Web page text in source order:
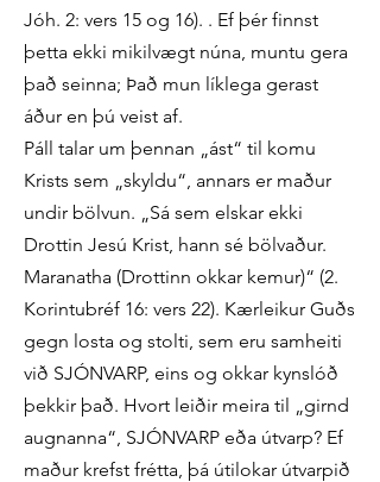
Jóh. 2: vers 15 og 16). . Ef þér finnst
þetta ekki mikilvægt núna, muntu gera
það seinna; Það mun líklega gerast
áður en þú veist af.
Páll talar um þennan „ást“ til komu
Krists sem „skyldu“, annars er maður
undir bölvun. „Sá sem elskar ekki
Drottin Jesú Krist, hann sé bölvaður.
Maranatha (Drottinn okkar kemur)“ (2.
Korintubréf 16: vers 22). Kærleikur Guðs
gegn losta og stolti, sem eru samheiti
við SJÓNVARP, eins og okkar kynslóð
þekkir það. Hvort leiðir meira til „girnd
augnanna“, SJÓNVARP eða útvarp? Ef
maður krefst frétta, þá útilokar útvarpið